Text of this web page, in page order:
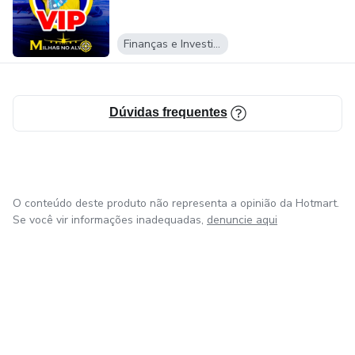
✅ Acesso a consultor e gerente para adesão dos melhores
cartões do mercado;
✅ Interação com todos os membros;
Finanças e Investimentos
Dúvidas frequentes
O conteúdo deste produto não representa a opinião da Hotmart.
Se você vir informações inadequadas, denuncie aqui